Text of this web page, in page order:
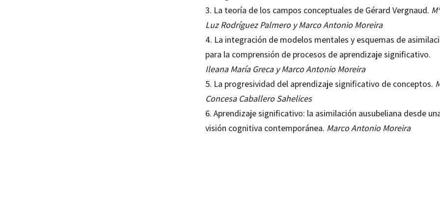
3. La teoría de los campos conceptuales de Gérard Vergnaud. Mª
Luz Rodríguez Palmero y Marco Antonio Moreira
4. La integración de modelos mentales y esquemas de
para la comprensión de procesos de aprendizaje significativo.
Ileana María Greca y Marco Antonio Moreira
5. La progresividad del aprendizaje significativo de conceptos.
Concesa Caballero Sahelices
6. Aprendizaje significativo: la asimilación ausubeliana desde
visión cognitiva contemporánea. Marco Antonio Moreira